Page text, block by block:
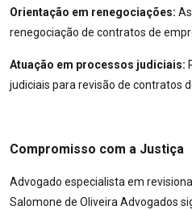
Orientação em renegociações:
renegociação de contratos de
Atuação em processos judiciais:
judiciais para revisão de contratos
Compromisso com a Justiça
Advogado especialista em
Salomone de Oliveira Advogados